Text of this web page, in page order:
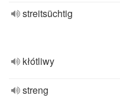
streitsüchtig
kłótliwy
streng